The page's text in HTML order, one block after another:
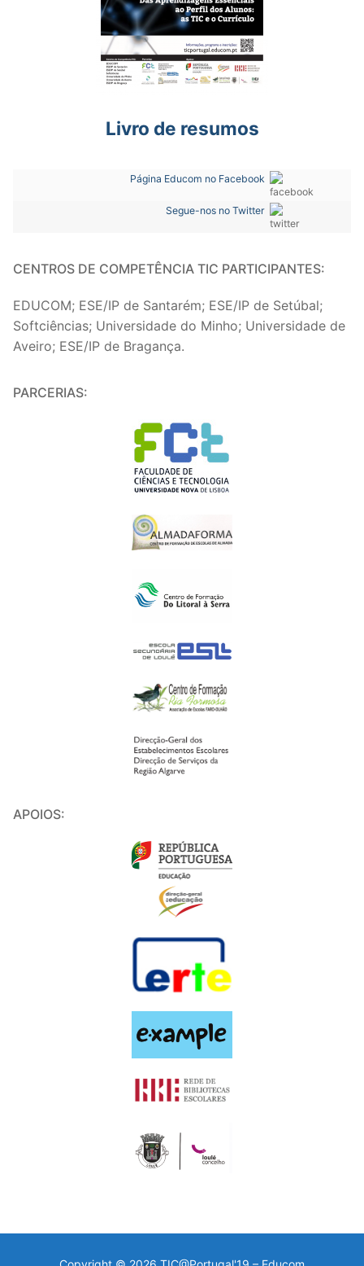
Livro de resumos
Página Educom no Facebook
Segue-nos no Twitter
CENTROS DE COMPETÊNCIA TIC PARTICIPANTES:
EDUCOM; ESE/IP de Santarém; ESE/IP de Setúbal;
Softciências; Universidade do Minho; Universidade de
Aveiro; ESE/IP de Bragança.
PARCERIAS:
APOIOS: